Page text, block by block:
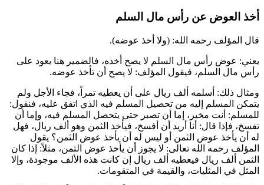
أخذ العوض عن رأس مال السلم
قال المؤلف رحمه الله: (ولا أخذ عوضه).
يعني: عوض رأس مال السلم لا يصح أخذه، فالضمير هنا يعود على
رأس مال السلم، فيقول المؤلف: لا يصح أن تأخذ عوضه.
ومثال ذلك: أسلمه ألف ريال على أن يعطيه تمراً، فجاء الأجل ولم
يتمكن المسلم إليه من تحصيل المسلم فيه الذي اتفق عليه، فنقول:
للمسلم: أنت مخير، إما أن تصبر حتى يتحصل المسلم فيه، وإما أن
تفسخ، فإذا قال: أنا أريد أن أفسخ، فيأخذ الثمن وهو ألف ريال، فهل
له أن يأخذ عوض الثمن أو ليس له أن يأخذ عوض الثمن؟ يقول
المؤلف رحمه الله تعالى: لا يجوز أن يأخذ عوض الثمن، مثلاً: إذا كان
الثمن ألف ريال فيعطيه ألف ريال إن كانت هذه الألف موجودة، وإلا
المثل في المثليات، والقيمة في المتقومات.